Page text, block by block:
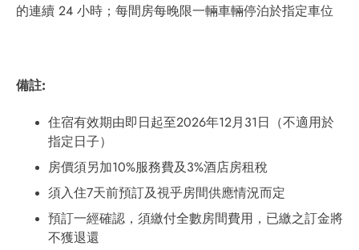
的連續 24 小時；每間房每晚限一輛車輛停泊於指定車位
備註:
住宿有效期由即日起至2026年12月31日（不適用於
指定日子）
房價須另加10%服務費及3%酒店房租稅
須入住7天前預訂及視乎房間供應情況而定
預訂一經確認，須繳付全數房間費用，已繳之訂金將
不獲退還